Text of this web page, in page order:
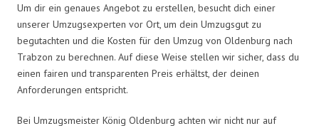
Um dir ein genaues Angebot zu erstellen, besucht dich einer
unserer Umzugsexperten vor Ort, um dein Umzugsgut zu
begutachten und die Kosten für den Umzug von Oldenburg nach
Trabzon zu berechnen. Auf diese Weise stellen wir sicher, dass du
einen fairen und transparenten Preis erhältst, der deinen
Anforderungen entspricht.
Bei Umzugsmeister König Oldenburg achten wir nicht nur auf